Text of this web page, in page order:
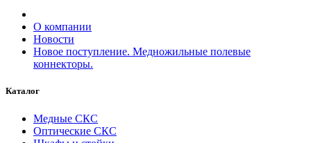
О компании
Новости
Новое поступление. Медножильные полевые
коннекторы.
Каталог
Медные СКС
Оптические СКС